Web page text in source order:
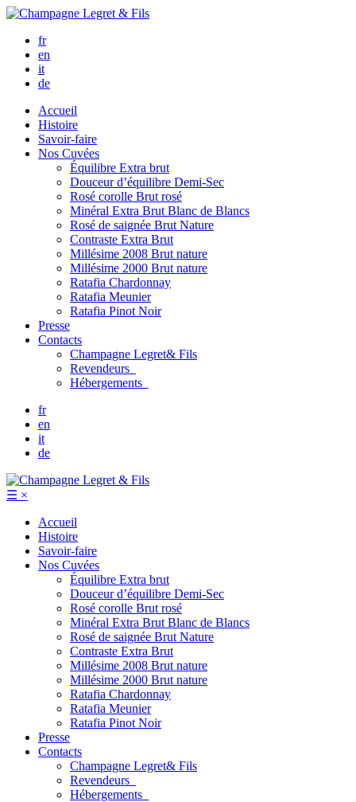
fr
en
it
de
Accueil
Histoire
Savoir-faire
Nos Cuvées
Équilibre Extra brut
Douceur d’équilibre Demi-Sec
Rosé corolle Brut rosé
Minéral Extra Brut Blanc de Blancs
Rosé de saignée Brut Nature
Contraste Extra Brut
Millésime 2008 Brut nature
Millésime 2000 Brut nature
Ratafia Chardonnay
Ratafia Meunier
Ratafia Pinot Noir
Presse
Contacts
Champagne Legret& Fils
Revendeurs
Hébergements
fr
en
it
de
☰ ×
Accueil
Histoire
Savoir-faire
Nos Cuvées
Équilibre Extra brut
Douceur d’équilibre Demi-Sec
Rosé corolle Brut rosé
Minéral Extra Brut Blanc de Blancs
Rosé de saignée Brut Nature
Contraste Extra Brut
Millésime 2008 Brut nature
Millésime 2000 Brut nature
Ratafia Chardonnay
Ratafia Meunier
Ratafia Pinot Noir
Presse
Contacts
Champagne Legret& Fils
Revendeurs
Hébergements